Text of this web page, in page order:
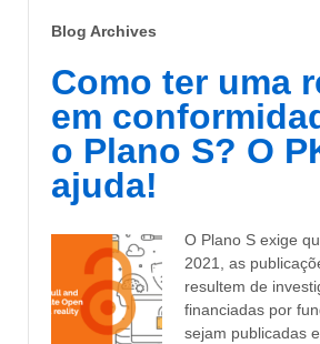
Blog Archives
Como ter uma
em
o Plano S? O
ajuda!
O Plano S exige
2021, as
resultem de
financiadas por
sejam publicadas